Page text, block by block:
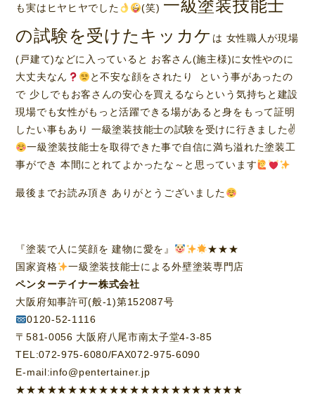
も実はヒヤヒヤでした (笑) 一級塗装技能士
の試験を受けたキッカケ は 女性職人が現場
(戸建て)などに入っていると お客さん(施主様)に女性やのに
大丈夫なん
と不安な顔をされたり という事があったの
で 少しでもお客さんの安心を買えるならという気持ちと建設
現場でも女性がもっと活躍できる場があると身をもって証明
したい事もあり 一級塗装技能士の試験を受けに行きました✌
一級塗装技能士を取得できた事で自信に満ち溢れた塗装工
事ができ 本間にとれてよかったな～と思っています
最後までお読み頂き ありがとうございました
『塗装で人に笑顔を 建物に愛を』
★★★
国家資格
一級塗装技能士による外壁塗装専門店
ペンターテイナー株式会社
大阪府知事許可(般-1)第152087号
0120-52-1116
〒581-0056 大阪府八尾市南太子堂4-3-85
TEL:072-975-6080/FAX072-975-6090
E-mail:info@pentertainer.jp
★★★★★★★★★★★★★★★★★★★★★★